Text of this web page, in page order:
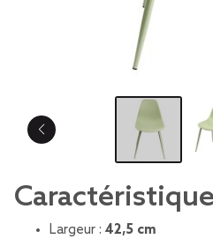
Largeur : 42,5 cm